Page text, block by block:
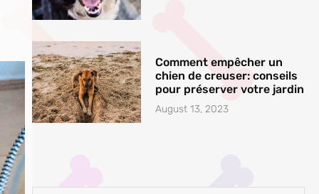
Comment empêcher un
chien de creuser: conseils
pour préserver votre jardin
August 13, 2023